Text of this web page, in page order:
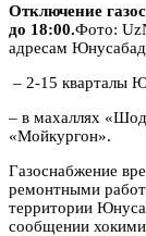
Отключение
до 18:00.Фото:
адресам
– 2-15 кварталы
– в махаллях
«Мойкургон».
Газоснабжение
ремонтными
территории
сообщении